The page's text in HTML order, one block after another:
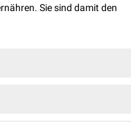
Sie sind damit den
Konsequenzen für das